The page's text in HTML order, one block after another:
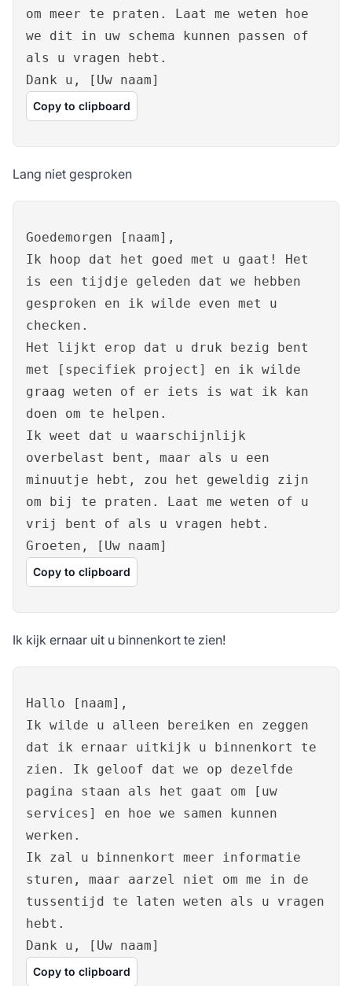
om meer te praten. Laat me weten hoe
we dit in uw schema kunnen passen of
als u vragen hebt.
Dank u, [Uw naam]
Copy to clipboard
Lang niet gesproken
Goedemorgen [naam],
Ik hoop dat het goed met u gaat! Het
is een tijdje geleden dat we hebben
gesproken en ik wilde even met u
checken.
Het lijkt erop dat u druk bezig bent
met [specifiek project] en ik wilde
graag weten of er iets is wat ik kan
doen om te helpen.
Ik weet dat u waarschijnlijk
overbelast bent, maar als u een
minuutje hebt, zou het geweldig zijn
om bij te praten. Laat me weten of u
vrij bent of als u vragen hebt.
Groeten, [Uw naam]
Copy to clipboard
Ik kijk ernaar uit u binnenkort te zien!
Hallo [naam],
Ik wilde u alleen bereiken en zeggen
dat ik ernaar uitkijk u binnenkort te
zien. Ik geloof dat we op dezelfde
pagina staan als het gaat om [uw
services] en hoe we samen kunnen
werken.
Ik zal u binnenkort meer informatie
sturen, maar aarzel niet om me in de
tussentijd te laten weten als u vragen
hebt.
Dank u, [Uw naam]
Copy to clipboard